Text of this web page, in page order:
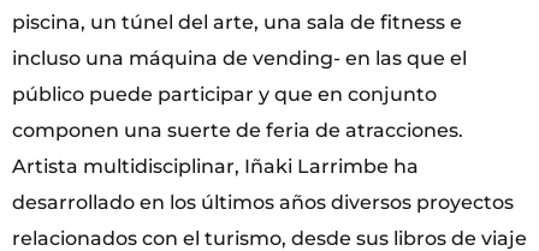
piscina, un túnel del arte, una sala de fitness e
incluso una máquina de vending- en las que el
público puede participar y que en conjunto
componen una suerte de feria de atracciones.
Artista multidisciplinar, Iñaki Larrimbe ha
desarrollado en los últimos años diversos proyectos
relacionados con el turismo, desde sus libros de viaje